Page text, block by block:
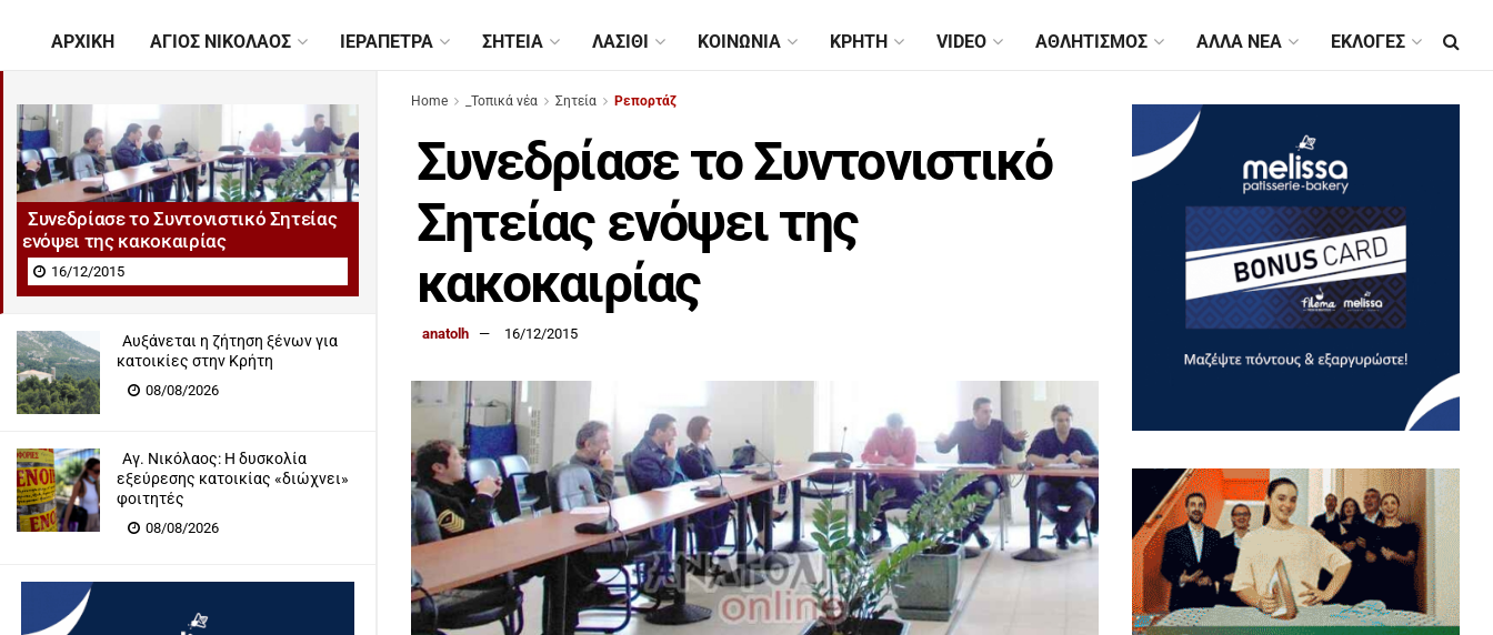
Συνεδρίασε το Συντονιστικό Σητείας
ενόψει της κακοκαιρίας
16/12/2015
Αυξάνεται η ζήτηση ξένων για
κατοικίες στην Κρήτη
08/08/2026
Αγ. Νικόλαος: Η δυσκολία
εξεύρεσης κατοικίας «διώχνει»
φοιτητές
08/08/2026
ΑΡΧΙΚΉ ΆΓΙΟΣ ΝΙΚΌΛΑΟΣ ΙΕΡΆΠΕΤΡΑ ΣΗΤΕΊΑ ΛΑΣΊΘΙ ΚΟΙΝΩΝΊΑ ΚΡΉΤΗ VIDEO ΑΘΛΗΤΙΣΜΌΣ ΆΛΛΑ ΝΈΑ ΕΚΛΟΓΈΣ
Home _Τοπικά νέα Σητεία Ρεπορτάζ
Συνεδρίασε το Συντονιστικό
Σητείας ενόψει της
κακοκαιρίας
anatolh 16/12/2015